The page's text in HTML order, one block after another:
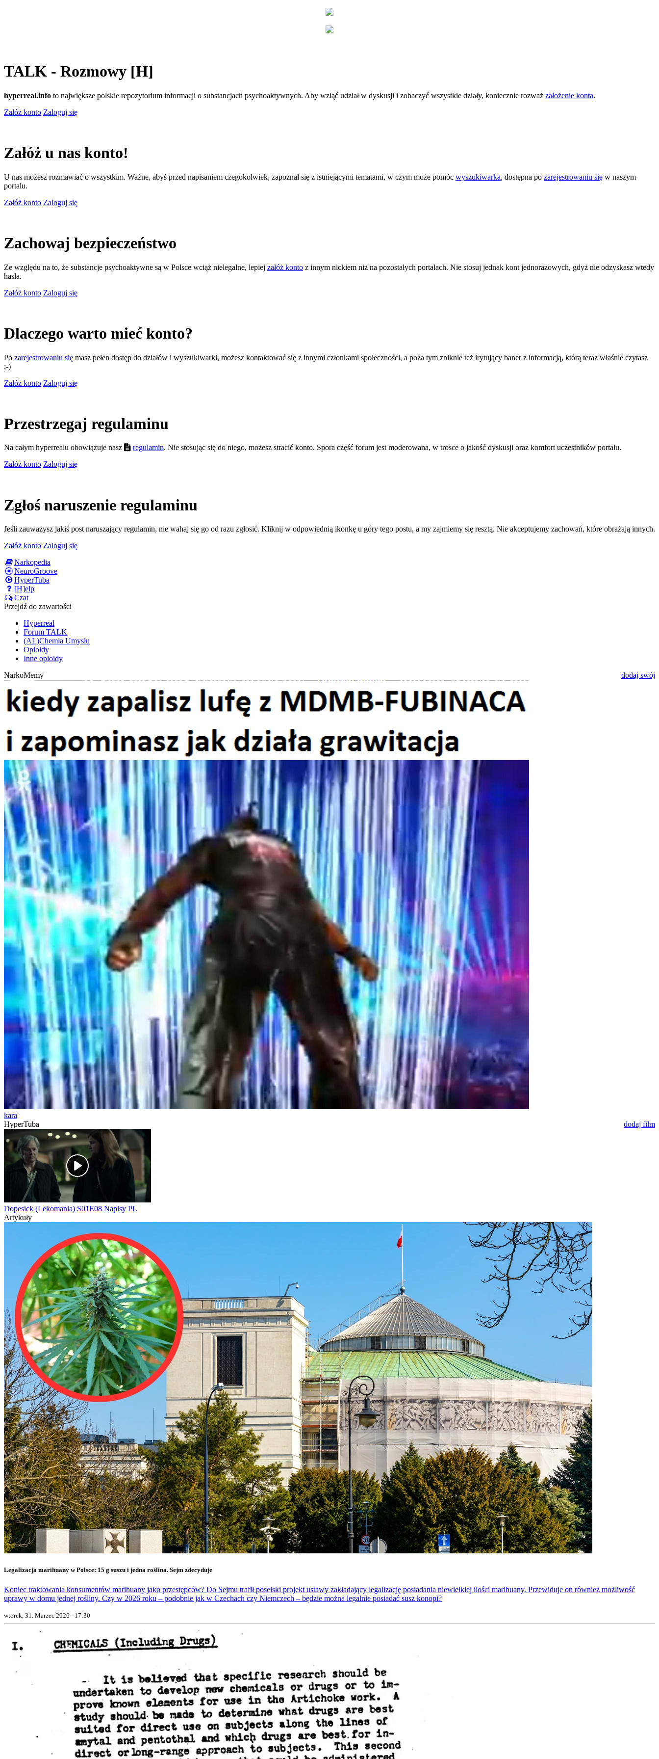
TALK - Rozmowy [H]
hyperreal.info to największe polskie repozytorium informacji o substancjach psychoaktywnych. Aby wziąć udział w dyskusji i zobaczyć wszystkie działy, koniecznie rozważ założenie konta.
Załóż konto Zaloguj się
Załóż u nas konto!
U nas możesz rozmawiać o wszystkim. Ważne, abyś przed napisaniem czegokolwiek, zapoznał się z istniejącymi tematami, w czym może pomóc wyszukiwarka, dostępna po zarejestrowaniu się w naszym
portalu.
Załóż konto Zaloguj się
Zachowaj bezpieczeństwo
Ze względu na to, że substancje psychoaktywne są w Polsce wciąż nielegalne, lepiej załóż konto z innym nickiem niż na pozostałych portalach. Nie stosuj jednak kont jednorazowych, gdyż nie odzyskasz wtedy
hasła.
Załóż konto Zaloguj się
Dlaczego warto mieć konto?
Po zarejestrowaniu się masz pełen dostęp do działów i wyszukiwarki, możesz kontaktować się z innymi członkami społeczności, a poza tym zniknie też irytujący baner z informacją, którą teraz właśnie czytasz
;-)
Załóż konto Zaloguj się
Przestrzegaj regulaminu
Na całym hyperrealu obowiązuje nasz regulamin. Nie stosując się do niego, możesz stracić konto. Spora część forum jest moderowana, w trosce o jakość dyskusji oraz komfort uczestników portalu.
Załóż konto Zaloguj się
Zgłoś naruszenie regulaminu
Jeśli zauważysz jakiś post naruszający regulamin, nie wahaj się go od razu zgłosić. Kliknij w odpowiednią ikonkę u góry tego postu, a my zajmiemy się resztą. Nie akceptujemy zachowań, które obrażają innych.
Załóż konto Zaloguj się
Narkopedia
NeuroGroove
HyperTuba
[H]elp
Czat
Przejdź do zawartości
Hyperreal
Forum TALK
(AL)Chemia Umysłu
Opioidy
Inne opioidy
NarkoMemy
dodaj swój
kara
HyperTuba
dodaj film
Dopesick (Lekomania) S01E08 Napisy PL
Artykuły
Legalizacja marihuany w Polsce: 15 g suszu i jedna roślina. Sejm zdecyduje
Koniec traktowania konsumentów marihuany jako przestępców? Do Sejmu trafił poselski projekt ustawy zakładający legalizację posiadania niewielkiej ilości marihuany. Przewiduje on również możliwość
uprawy w domu jednej rośliny. Czy w 2026 roku – podobnie jak w Czechach czy Niemczech – będzie można legalnie posiadać susz konopi?
wtorek, 31. Marzec 2026 - 17:30